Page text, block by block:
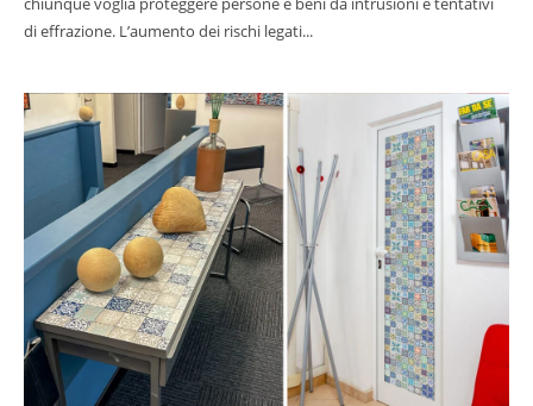
di effrazione. L’aumento dei rischi legati...